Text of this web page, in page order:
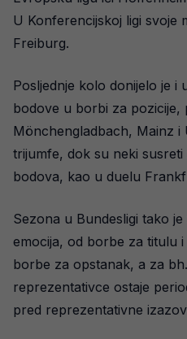
U Konferencijskoj ligi svoje
Freiburg.
Posljednje kolo donijelo je i
bodove u borbi za pozicije,
Mönchengladbach, Mainz i
trijumfe, dok su neki
bodova, kao u duelu
Sezona u Bundesligi tako
emocija, od borbe za titulu
borbe za opstanak, a za
reprezentativce ostaje
pred reprezentativne